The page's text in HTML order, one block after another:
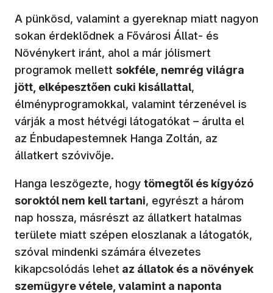
A pünkösd, valamint a gyereknap miatt nagyon
sokan érdeklődnek a Fővárosi Állat- és
Növénykert iránt, ahol a már jólismert
programok mellett sokféle, nemrég világra
jött, elképesztően cuki kisállattal,
élményprogramokkal, valamint térzenével is
várják a most hétvégi látogatókat – árulta el
az Énbudapestemnek Hanga Zoltán, az
állatkert szóvivője.
Hanga leszögezte, hogy tömegtől és kígyózó
soroktól nem kell tartani, egyrészt a három
nap hossza, másrészt az állatkert hatalmas
területe miatt szépen eloszlanak a látogatók,
szóval mindenki számára élvezetes
kikapcsolódás lehet az állatok és a növények
szemügyre vétele, valamint a naponta